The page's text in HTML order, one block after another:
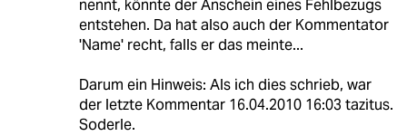
nennt, könnte der Anschein eines Fehlbezugs
entstehen. Da hat also auch der Kommentator
'Name' recht, falls er das meinte...
Darum ein Hinweis: Als ich dies schrieb, war
der letzte Kommentar 16.04.2010 16:03 tazitus.
Soderle.